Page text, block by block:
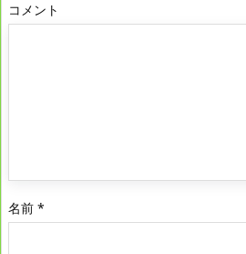
コメント
名前 *